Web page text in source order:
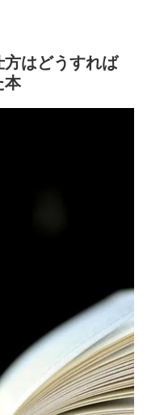
はどうすれば
本